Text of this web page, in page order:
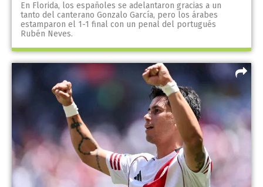
En Florida, los españoles se adelantaron gracias a un
tanto del canterano Gonzalo García, pero los árabes
estamparon el 1-1 final con un penal del portugués
Rubén Neves.